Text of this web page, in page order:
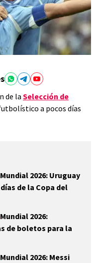
de la Selección de
a pocos días
Mundial 2026: Uruguay
de la Copa del
Mundial 2026:
de boletos para la
Mundial 2026: Messi